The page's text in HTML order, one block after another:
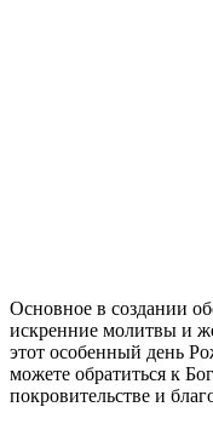
Основное в создании
искренние молитвы и
этот особенный день
можете обратиться к
покровительстве и